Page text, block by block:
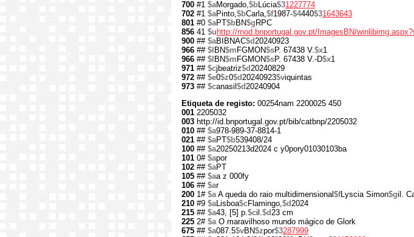
700 #1 $aMorgado,$bLúcia$31227774
702 #1 $aPinto,$bCarla,$f1987-$4440$31643643
801 #0 $aPT$bBN$g RPC
856 41 $u http://rnod.bnportugal.gov.pt/ImagesBN/
900 ## $aBIBNAC$d20240923
966 ## $l BN$m FGMON$sP. 67438 V.$x1
966 ## $l BN$m FGMON$sP. 67438 V.-D$x1
971 ## $cjbeatriz$d20240829
972 ## $e0$z0$d20240923$viquintas
973 ## $canasil $d20240904
Etiqueta de registo: 00254nam 2200025 450
001 2205032
003 http://id.bnportugal.gov.pt/bib/catbnp/2205032
010 ## $a978-989-37-8814-1
021 ## $aPT$b539408/24
100 ## $a20250213d2024 c y0pory01030103ba
101 0# $apor
102 ## $aPT
105 ## $aa z 000fy
106 ## $ar
200 1# $aA queda do raio multidimensional$fLyscia Simon$gil.
210 #9 $aLisboa$cFlamingo,$d2024
215 ## $a43, [5] p.$cil.$d23 cm
225 2# $aO maravilhoso mundo mágico de Glork
675 ## $a087.5$vBN$zpor$3287999